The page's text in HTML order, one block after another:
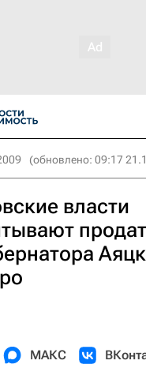
(обновлено: 09:17
власти
МАКС